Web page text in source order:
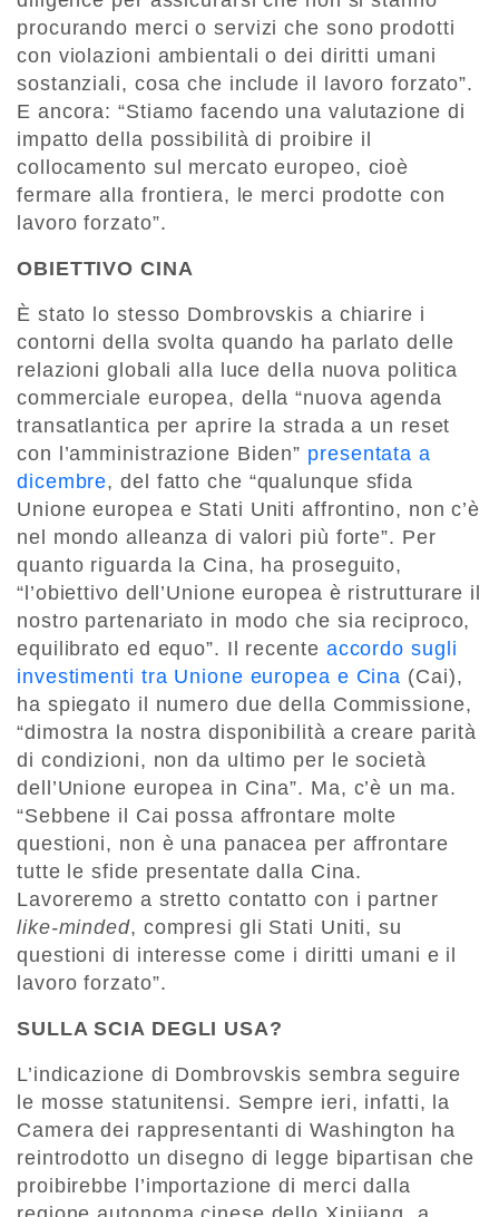
procurando merci o servizi che sono prodotti
con violazioni ambientali o dei diritti umani
sostanziali, cosa che include il lavoro forzato”.
E ancora: “Stiamo facendo una valutazione di
impatto della possibilità di proibire il
collocamento sul mercato europeo, cioè
fermare alla frontiera, le merci prodotte con
lavoro forzato”.
OBIETTIVO CINA
È stato lo stesso Dombrovskis a chiarire i
contorni della svolta quando ha parlato delle
relazioni globali alla luce della nuova politica
commerciale europea, della “nuova agenda
transatlantica per aprire la strada a un reset
con l’amministrazione Biden” presentata a
dicembre, del fatto che “qualunque sfida
Unione europea e Stati Uniti affrontino, non c’è
nel mondo alleanza di valori più forte”. Per
quanto riguarda la Cina, ha proseguito,
“l’obiettivo dell’Unione europea è ristrutturare il
nostro partenariato in modo che sia reciproco,
equilibrato ed equo”. Il recente accordo sugli
investimenti tra Unione europea e Cina (Cai),
ha spiegato il numero due della Commissione,
“dimostra la nostra disponibilità a creare parità
di condizioni, non da ultimo per le società
dell’Unione europea in Cina”. Ma, c’è un ma.
“Sebbene il Cai possa affrontare molte
questioni, non è una panacea per affrontare
tutte le sfide presentate dalla Cina.
Lavoreremo a stretto contatto con i partner
like-minded, compresi gli Stati Uniti, su
questioni di interesse come i diritti umani e il
lavoro forzato”.
SULLA SCIA DEGLI USA?
L’indicazione di Dombrovskis sembra seguire
le mosse statunitensi. Sempre ieri, infatti, la
Camera dei rappresentanti di Washington ha
reintrodotto un disegno di legge bipartisan che
proibirebbe l’importazione di merci dalla